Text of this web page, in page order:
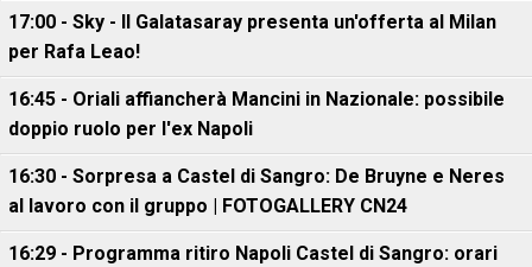
17:00 - Sky - Il Galatasaray presenta un'offerta al Milan
per Rafa Leao!
16:45 - Oriali affiancherà Mancini in Nazionale: possibile
doppio ruolo per l'ex Napoli
16:30 - Sorpresa a Castel di Sangro: De Bruyne e Neres
al lavoro con il gruppo | FOTOGALLERY CN24
16:29 - Programma ritiro Napoli Castel di Sangro: orari